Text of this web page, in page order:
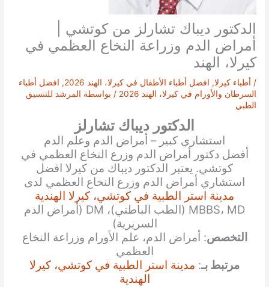
الدكتور ديباك تشارلز من كوتشي |
أمراض الدم وزراعة النخاع العظمي في
كيرلا، الهند
/ أطباء كيرلا, افضل أطباء الأطفال في كيرلا، الهند 2026 , افضل أطباء
السرطان والأورام في كيرلا، الهند 2026
/ بواسطة المرشد للتنسيق
الطبي
الدكتور ديباك تشارلز
استشاري كبير – أمراض الدم وعلم الدم
أفضل دكتور أمراض الدم وزرع النخاع العظمي في
كوتشي. يعتبر الدكتور ديباك من كيرلا افضل
استشاري أمراض الدم وزرع النخاع العظمي لدى
مدينة استر الطبية في كوتشي، كيرلا الهندية
MBBS، MD (الطب الباطني)، DM (أمراض الدم
السريرية)
التخصص: أمراض الدم، علم الأورام وزراعة النخاع
العظمي
مرتبط بـ: مدينة استر الطبية في كوتشي، كيرلا
الهندية